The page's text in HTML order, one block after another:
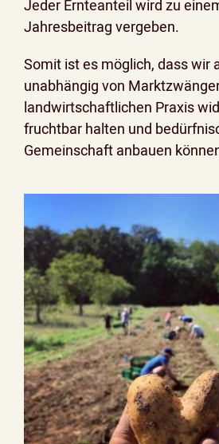
Jeder Ernteanteil wird zu
Jahresbeitrag vergeben.
Somit ist es möglich, dass wir
unabhängig von
landwirtschaftlichen Praxis
fruchtbar halten und
Gemeinschaft anbauen